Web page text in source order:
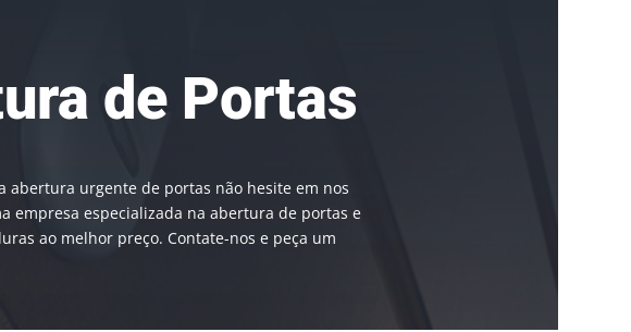
de Portas
abertura urgente de portas não hesite em nos
empresa especializada na abertura de portas e
ao melhor preço. Contate-nos e peça um